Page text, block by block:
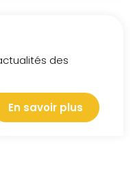
des
En savoir plus